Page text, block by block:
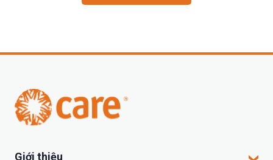
Giới thiệu